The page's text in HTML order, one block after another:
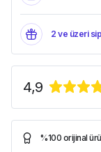
2 ve üzeri
4,9
%100 orijinal